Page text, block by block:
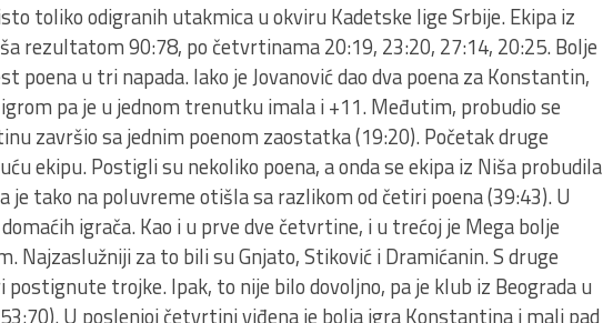
toliko odigranih utakmica u okviru Kadetske lige Srbije. Ekipa iz
rezultatom 90:78, po četvrtinama 20:19, 23:20, 27:14, 20:25. Bolje
poena u tri napada. Iako je Jovanović dao dva poena za Konstantin,
pa je u jednom trenutku imala i +11. Međutim, probudio se
završio sa jednim poenom zaostatka (19:20). Početak druge
ekipu. Postigli su nekoliko poena, a onda se ekipa iz Niša probudila
je tako na poluvreme otišla sa razlikom od četiri poena (39:43). U
igrača. Kao i u prve dve četvrtine, i u trećoj je Mega bolje
Najzaslužniji za to bili su Gnjato, Stiković i Dramićanin. S druge
trojke. Ipak, to nije bilo dovoljno, pa je klub iz Beograda u
U poslenjoj četvrtini viđena je bolja igra Konstantina i mali pad